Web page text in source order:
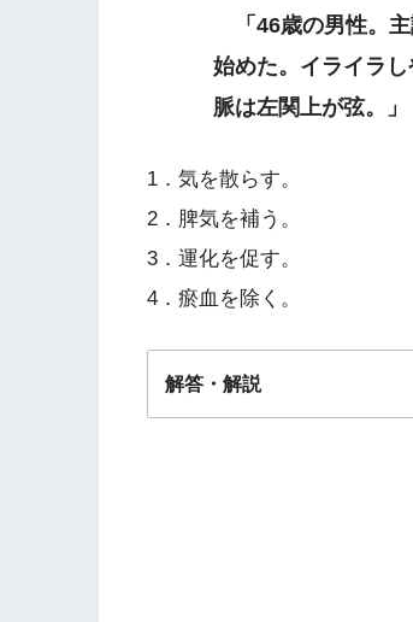
「46歳の男性。主
始めた。イライラ
脈は左関上が弦。」
1．気を散らす。
2．脾気を補う。
3．運化を促す。
4．瘀血を除く。
解答・解説